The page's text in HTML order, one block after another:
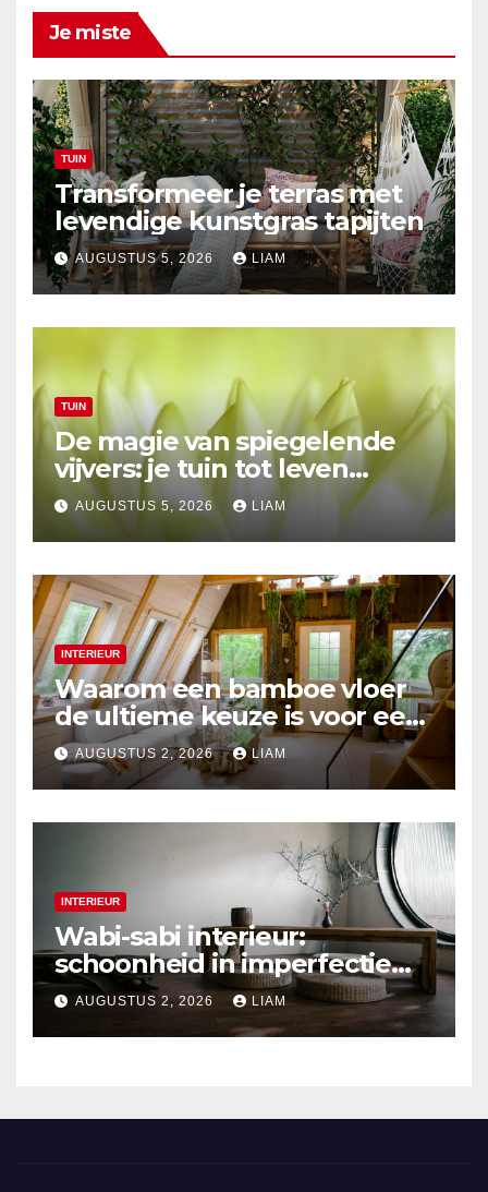
Je miste
TUIN
Transformeer je terras met
levendige kunstgras tapijten
AUGUSTUS 5, 2026 LIAM
TUIN
De magie van spiegelende
vijvers: je tuin tot leven
brengen
AUGUSTUS 5, 2026 LIAM
INTERIEUR
Waarom een bamboe vloer
de ultieme keuze is voor een
duurzaam interieur
AUGUSTUS 2, 2026 LIAM
INTERIEUR
Wabi-sabi interieur:
schoonheid in imperfectie
ontdekken
AUGUSTUS 2, 2026 LIAM